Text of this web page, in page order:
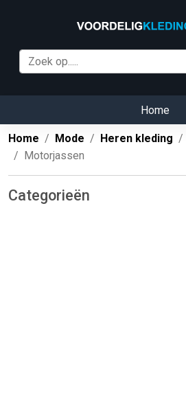
Home
Home Mode Heren kleding
Motorjassen
Categorieën